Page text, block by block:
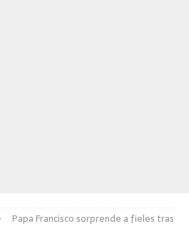
Papa Francisco sorprende a fieles tras